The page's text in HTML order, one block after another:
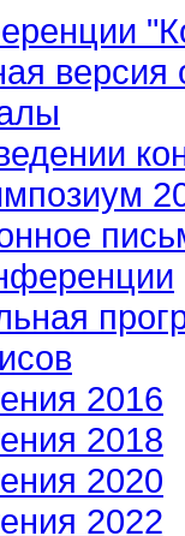
2016
2018
2020
2022